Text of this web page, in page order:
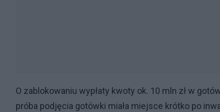
O zablokowaniu wypłaty kwoty ok. 10 mln zł w
próba podjęcia gotówki miała miejsce krótko po